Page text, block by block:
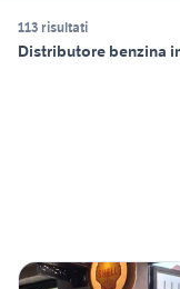
113 risultati
Distributore benzina